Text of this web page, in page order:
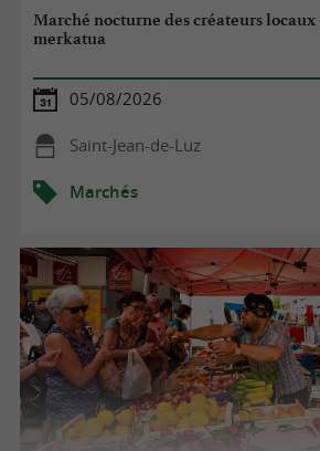
Marché nocturne des créateurs
merkatua
05/08/2026
Saint-Jean-de-Luz
Marchés